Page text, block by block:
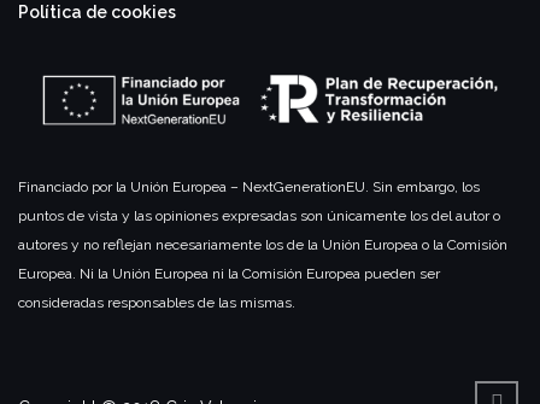
Política de cookies
Financiado por la Unión Europea – NextGenerationEU. Sin embargo, los
puntos de vista y las opiniones expresadas son únicamente los del autor o
autores y no reflejan necesariamente los de la Unión Europea o la Comisión
Europea. Ni la Unión Europea ni la Comisión Europea pueden ser
consideradas responsables de las mismas.